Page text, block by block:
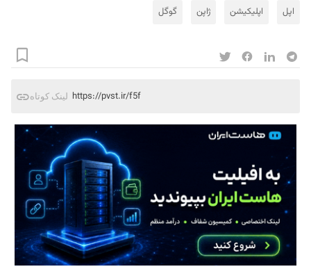
اپل اپلیکیشن ژاپن گوگل
لینک کوتاه https://pvst.ir/f5f